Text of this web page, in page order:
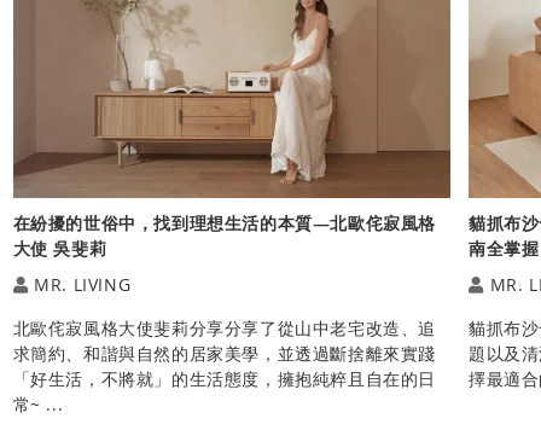
factoryxii
在紛擾的世俗中，找到理想生活的本質—北歐侘寂風格
大使 吳斐莉
MR. LIVING
北歐侘寂風格大使斐莉分享分享了從山中老宅改造、追
求簡約、和諧與自然的居家美學，並透過斷捨離來實踐
「好生活，不將就」的生活態度，擁抱純粹且自在的日
常~ ...
貓抓布
南全掌
MR.
貓抓布
題以及
擇最適